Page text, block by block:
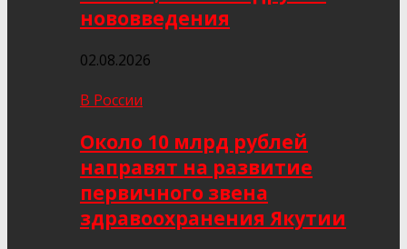
нововведения
02.08.2026
В России
Около 10 млрд рублей
направят на развитие
первичного звена
здравоохранения Якутии